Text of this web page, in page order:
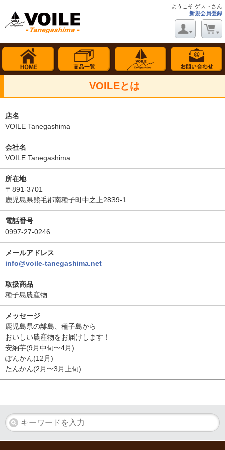
ようこそ ゲストさん
新規会員登録
VOILEとは
店名
VOILE Tanegashima
会社名
VOILE Tanegashima
所在地
〒891-3701
鹿児島県熊毛郡南種子町中之上2839-1
電話番号
0997-27-0246
メールアドレス
info@voile-tanegashima.net
取扱商品
種子島農産物
メッセージ
鹿児島県の離島、種子島から
おいしい農産物をお届けします！
安納芋(9月中旬〜4月)
ぽんかん(12月)
たんかん(2月〜3月上旬)